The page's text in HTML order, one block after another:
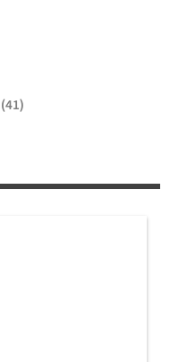
(41)